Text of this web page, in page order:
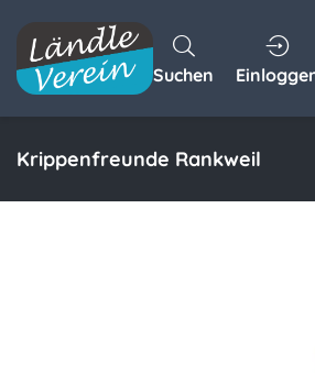
Suchen
Krippenfreunde Rankweil